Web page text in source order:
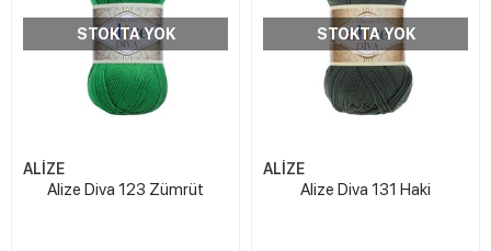
STOKTA YOK
ALİZE
Alize Diva 123 Zümrüt
STOKTA YOK
ALİZE
Alize Diva 131 Haki